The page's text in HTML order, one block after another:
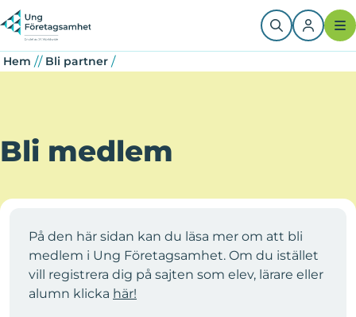
Hoppa
till
huvudinnehåll
Länkstig
Hem // Bli partner /
Bli medlem
På den här sidan kan du läsa mer om att bli
medlem i Ung Företagsamhet. Om du istället
vill registrera dig på sajten som elev, lärare eller
alumn klicka här!
Question